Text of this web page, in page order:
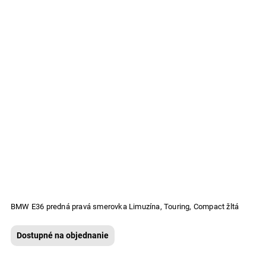
BMW E36 predná pravá smerovka Limuzína, Touring, Compact žltá
Dostupné na objednanie